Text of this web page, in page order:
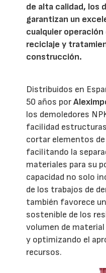
de alta calidad, los
garantizan un
cualquier
reciclaje y
construcción.
Distribuidos en
50 años por
los demoledores
facilidad
cortar elementos
facilitando la
materiales para su
capacidad no solo
de los trabajos de
también favorece
sostenible de los
volumen de
y optimizando el
recursos.